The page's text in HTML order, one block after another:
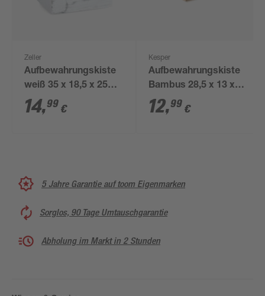
Zeller
Aufbewahrungskiste
weiß 35 x 18,5 x 25
cm
14,99 €
Kesper
Aufbewahrungskiste
Bambus 28,5 x 13 x
18,5 cm
12,99 €
5 Jahre Garantie auf toom Eigenmarken
Sorglos, 90 Tage Umtauschgarantie
Abholung im Markt in 2 Stunden